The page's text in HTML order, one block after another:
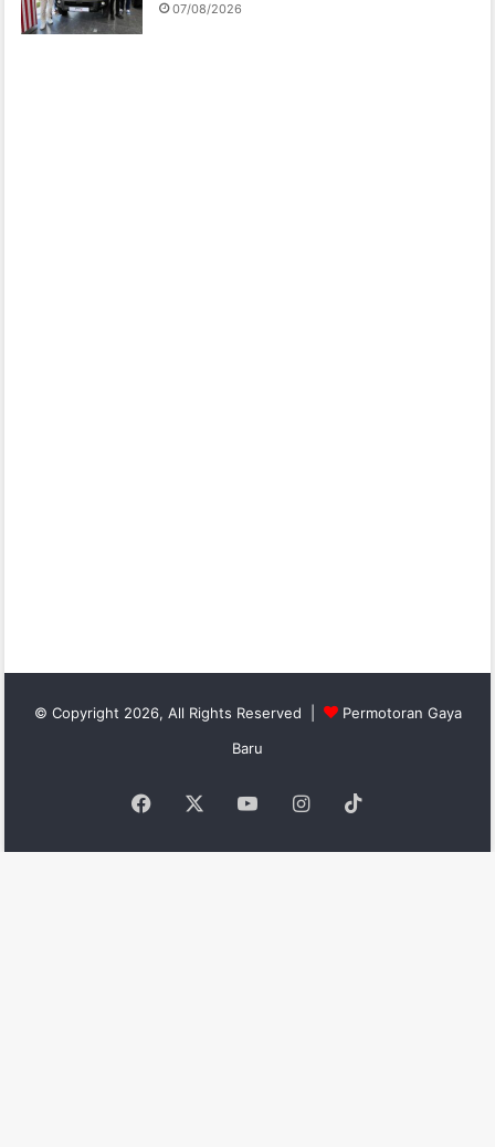
07/08/2026
© Copyright 2026, All Rights Reserved |
Permotoran Gaya
Baru
Facebook YouTubeInstagram